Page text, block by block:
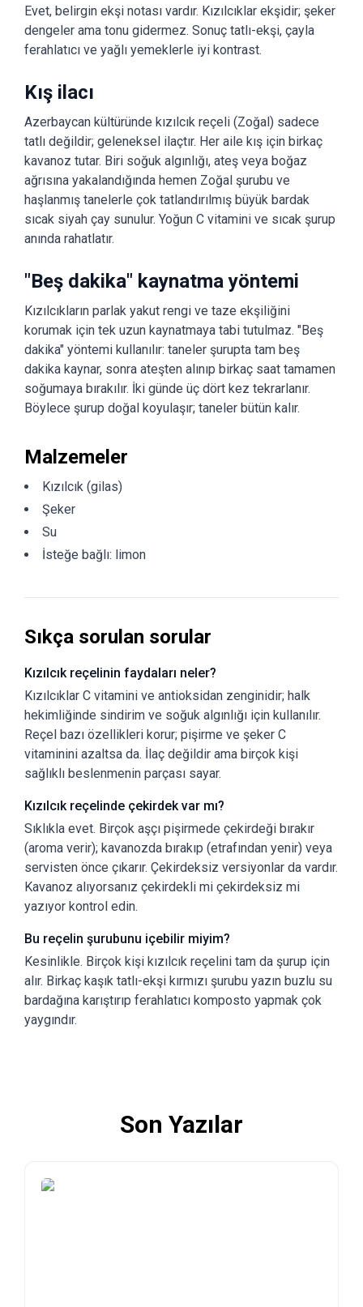
Evet, belirgin ekşi notası vardır. Kızılcıklar ekşidir; şeker
dengeler ama tonu gidermez. Sonuç tatlı-ekşi, çayla
ferahlatıcı ve yağlı yemeklerle iyi kontrast.
Kış ilacı
Azerbaycan kültüründe kızılcık reçeli (Zoğal) sadece
tatlı değildir; geleneksel ilaçtır. Her aile kış için birkaç
kavanoz tutar. Biri soğuk algınlığı, ateş veya boğaz
ağrısına yakalandığında hemen Zoğal şurubu ve
haşlanmış tanelerle çok tatlandırılmış büyük bardak
sıcak siyah çay sunulur. Yoğun C vitamini ve sıcak şurup
anında rahatlatır.
"Beş dakika" kaynatma yöntemi
Kızılcıkların parlak yakut rengi ve taze ekşiliğini
korumak için tek uzun kaynatmaya tabi tutulmaz. "Beş
dakika" yöntemi kullanılır: taneler şurupta tam beş
dakika kaynar, sonra ateşten alınıp birkaç saat tamamen
soğumaya bırakılır. İki günde üç dört kez tekrarlanır.
Böylece şurup doğal koyulaşır; taneler bütün kalır.
Malzemeler
Kızılcık (gilas)
Şeker
Su
İsteğe bağlı: limon
Sıkça sorulan sorular
Kızılcık reçelinin faydaları neler?
Kızılcıklar C vitamini ve antioksidan zenginidir; halk
hekimliğinde sindirim ve soğuk algınlığı için kullanılır.
Reçel bazı özellikleri korur; pişirme ve şeker C
vitaminini azaltsa da. İlaç değildir ama birçok kişi
sağlıklı beslenmenin parçası sayar.
Kızılcık reçelinde çekirdek var mı?
Sıklıkla evet. Birçok aşçı pişirmede çekirdeği bırakır
(aroma verir); kavanozda bırakıp (etrafından yenir) veya
servisten önce çıkarır. Çekirdeksiz versiyonlar da vardır.
Kavanoz alıyorsanız çekirdekli mi çekirdeksiz mi
yazıyor kontrol edin.
Bu reçelin şurubunu içebilir miyim?
Kesinlikle. Birçok kişi kızılcık reçelini tam da şurup için
alır. Birkaç kaşık tatlı-ekşi kırmızı şurubu yazın buzlu su
bardağına karıştırıp ferahlatıcı komposto yapmak çok
yaygındır.
Son Yazılar